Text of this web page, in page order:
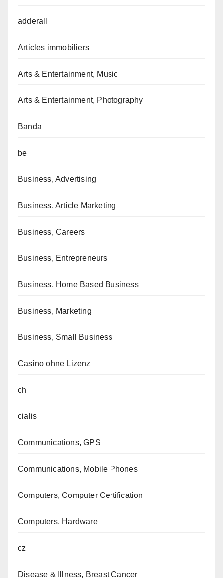
adderall
Articles immobiliers
Arts & Entertainment, Music
Arts & Entertainment, Photography
Banda
be
Business, Advertising
Business, Article Marketing
Business, Careers
Business, Entrepreneurs
Business, Home Based Business
Business, Marketing
Business, Small Business
Casino ohne Lizenz
ch
cialis
Communications, GPS
Communications, Mobile Phones
Computers, Computer Certification
Computers, Hardware
cz
Disease & Illness, Breast Cancer